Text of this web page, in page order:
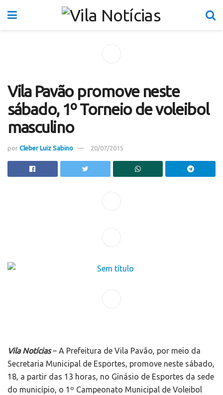
Vila Pavão promove neste
sábado, 1º Torneio de voleibol
masculino
por Cleber Luiz Sabino 20/07/2015
Vila Notícias– A Prefeitura de Vila Pavão, por meio da
Secretaria Municipal de Esportes, promove neste sábado,
18, a partir das 13 horas, no Ginásio de Esportes da sede
do município, o 1º Campeonato Municipal de Voleibol